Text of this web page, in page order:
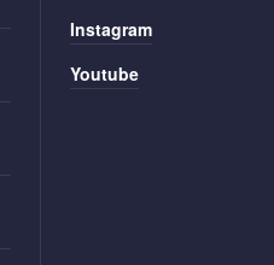
Instagram
Youtube